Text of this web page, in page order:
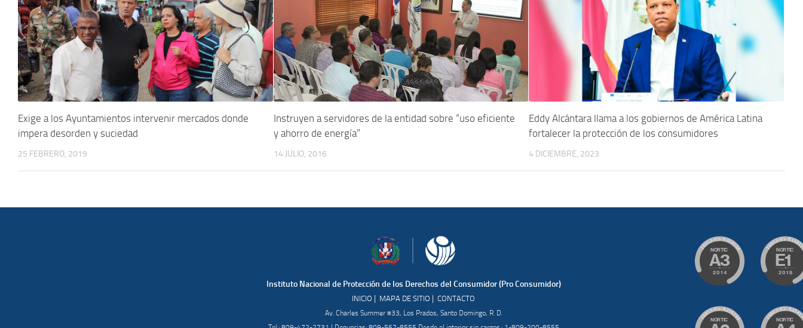
Exige a los Ayuntamientos intervenir mercados donde
impera desorden y suciedad
25 FEBRERO, 2019
Instruyen a servidores de la entidad sobre “uso eficiente
y ahorro de energía”
14 JULIO, 2016
Eddy Alcántara llama a los gobiernos de América Latina
fortalecer la protección de los consumidores
4 DICIEMBRE, 2023
Instituto Nacional de Protección de los Derechos del Consumidor (Pro Consumidor)
INICIO | MAPA DE SITIO | CONTACTO
Av. Charles Summer #33, Los Prados, Santo Domingo, R. D.